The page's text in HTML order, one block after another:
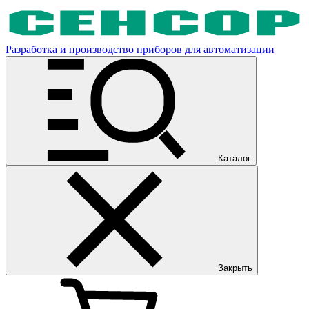
Разработка и производство приборов для автоматизации
Каталог
Закрыть